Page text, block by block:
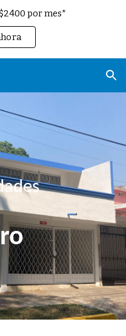
por mes*